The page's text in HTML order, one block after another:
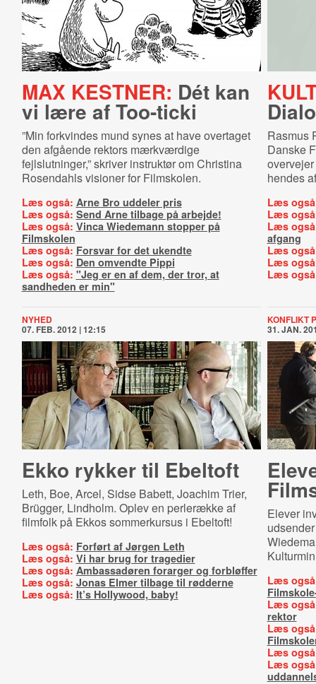
MAX KESTNER: Dét kan
vi lære af Too-ticki
”Min forkvindes mund synes at have overtaget
den afgående rektors mærkværdige
fejlslutninger,” skriver instruktør om Christina
Rosendahls visioner for Filmskolen.
Læs også: Arne Bro uddeler pris
Læs også: Send Arne tilbage på arbejde!
Læs også: Vinca Wiedemann stopper på
Filmskolen
Læs også: Forsvar for det ukendte
Læs også: Den omvendte Pippi
Læs også: "Jeg er en af dem, der tror, at
sandheden er min"
Rasmus
Danske
hendes
Læs
Læs
Læs
afgang
Læs
Læs
Læs
NYHED
07. FEB. 2012 | 12:15
Ekko rykker til Ebeltoft
Leth, Boe, Arcel, Sidse Babett, Joachim Trier,
Brügger, Lindholm. Oplev en perlerække af
filmfolk på Ekkos sommerkursus i Ebeltoft!
Læs også: Forført af Jørgen Leth
Læs også: Vi har brug for tragedier
Læs også: Ambassadøren forarger og forbløffer
Læs også: Jonas Elmer tilbage til rødderne
Læs også: It’s Hollywood, baby!
KONFLIKT
31. JAN.
Elever
Læs
Læs
rektor
Læs
Læs
Læs